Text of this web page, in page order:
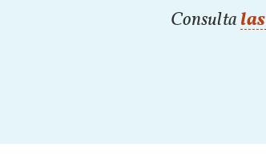
Consulta